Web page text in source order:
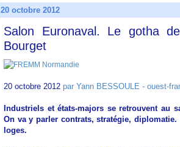
20 octobre 2012
Salon Euronaval. Le gotha
Bourget
20 octobre 2012 par Yann BESSOULE - ouest-
Industriels et états-majors se retrouvent au
On va y parler contrats, stratégie,
loges.